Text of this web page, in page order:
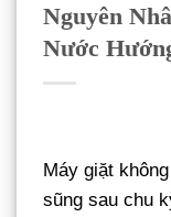
Nguyên
Nước
Máy giặt
sũng sau chu